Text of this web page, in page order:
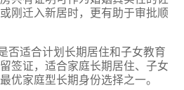
刚迁入新居时，更有助于审批顺
否适合计划长期居住和子女教育
签证，适合家庭长期居住、子女
优家庭型长期身份选择之一。